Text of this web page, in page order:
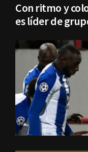
Con ritmo y
es líder de